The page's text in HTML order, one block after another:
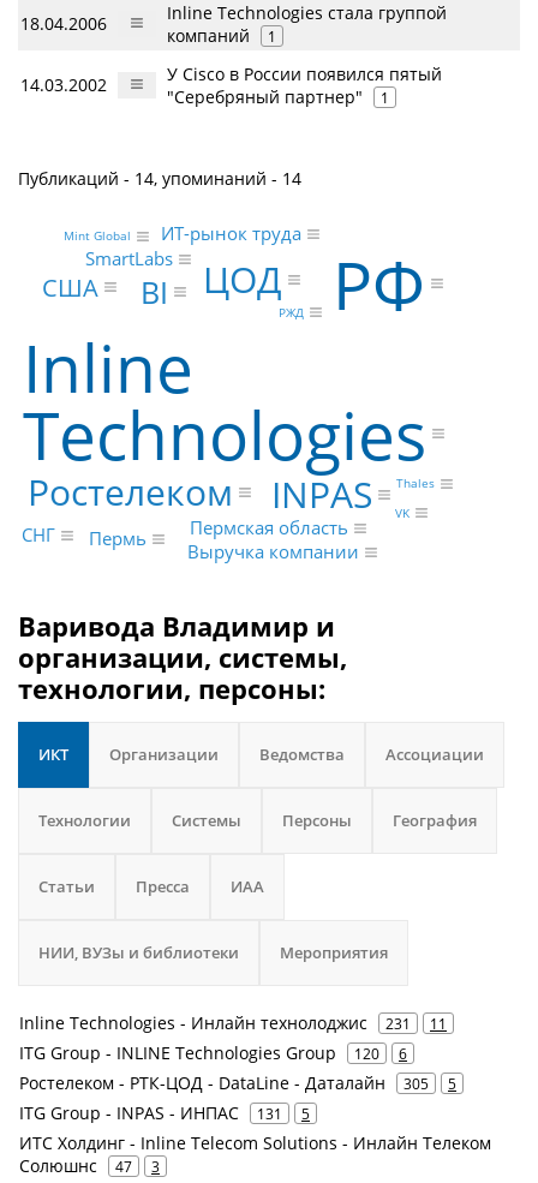
18.04.2006
Inline Technologies стала группой
компаний
1
14.03.2002
У Cisco в России появился пятый
"Серебряный партнер"
1
Публикаций - 14, упоминаний - 14
Inline
Technologies
РФ
Ростелеком INPAS
ЦОД
BI
США
SmartLabs
СНГ Пермь Пермская область
ИТ-рынок труда
Выручка компании
VK
Thales
Mint Global
РЖД
Варивода Владимир и
организации, системы,
технологии, персоны:
ИКТ Организации Ведомства Ассоциации
Технологии Системы Персоны География
Статьи Пресса ИАА
НИИ, ВУЗы и библиотеки Мероприятия
Inline Technologies - Инлайн технолоджис 231 11
ITG Group - INLINE Technologies Group 120 6
Ростелеком - РТК-ЦОД - DataLine - Даталайн 305 5
ITG Group - INPAS - ИНПАС 131 5
ИТС Холдинг - Inline Telecom Solutions - Инлайн Телеком
Солюшнс
47 3